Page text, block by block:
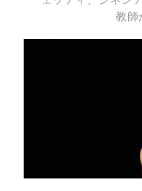
教師